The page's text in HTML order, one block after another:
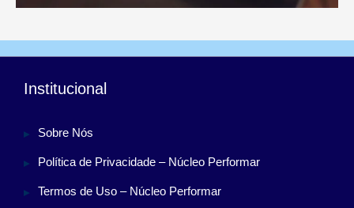
Institucional
Sobre Nós
Política de Privacidade – Núcleo Performar
Termos de Uso – Núcleo Performar